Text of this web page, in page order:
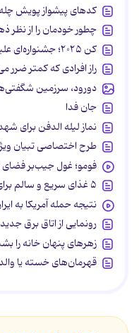
کدهای پیشواز پویش
چطور خودمان را از نظر ذهنی ۳۸ برابر
کن ۲۰۲۵؛ جشنواره‌ای علیه خانواده
راز افرادی که کمتر ضرر
دورود، سرزمین
جان فدا
نماز لیله الدفن برای
طرح اختصاصی تبیان
فومو؛ غول جیب‌بر فضای
۵ غذای سریع و سالم برای طبیعت‌گردی
نتیجه حمله آمریکا به
رونمایی از اتاق برق
زهرهای پنهان خانه را
قهرمان‌های خسته یا